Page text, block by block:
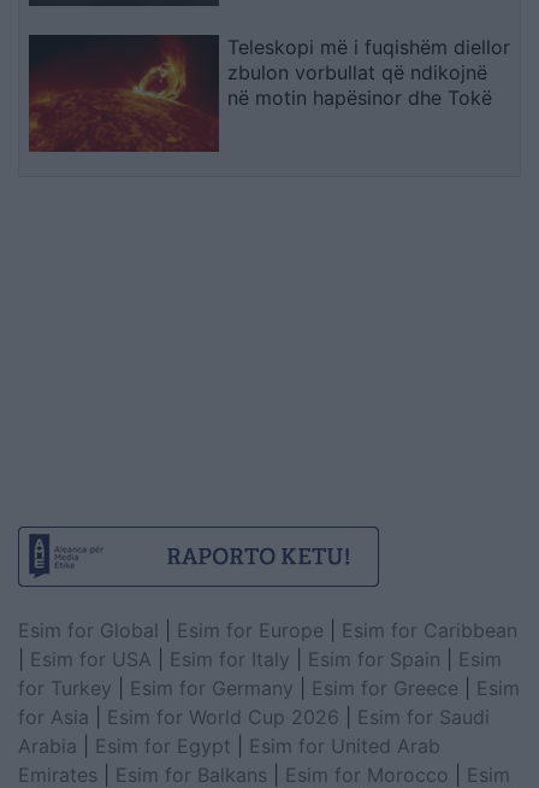
Teleskopi më i fuqishëm diellor
zbulon vorbullat që ndikojnë
në motin hapësinor dhe Tokë
Esim for Global Esim for Europe
Esim for Caribbean
Esim for USA Esim for Italy Esim for Spain
Esim
for Turkey
Esim for Germany Esim for Greece
Esim
for Asia
Esim for World Cup 2026
Esim for Saudi
Arabia
Esim for Egypt
Esim for United Arab
Emirates
Esim for Balkans Esim for Morocco
Esim